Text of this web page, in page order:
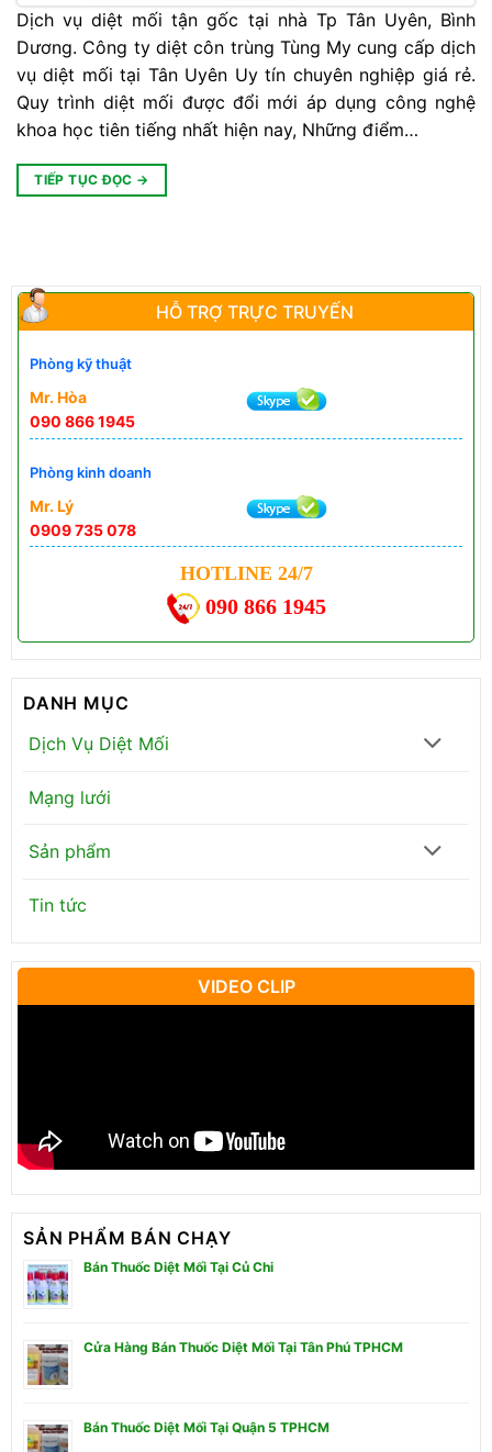
HỖ TRỢ TRỰC TRUYẾN
Phòng kỹ thuật
Mr. Hòa
090 866 1945
Phòng kinh doanh
Mr. Lý
0909 735 078
HOTLINE 24/7
090 866 1945
DANH MỤC
Dịch Vụ Diệt Mối
Mạng lưới
Sản phẩm
Tin tức
VIDEO CLIP
SẢN PHẨM BÁN CHẠY
Bán Thuốc Diệt Mối Tại Củ Chi
Cửa Hàng Bán Thuốc Diệt Mối Tại Tân Phú TPHCM
Bán Thuốc Diệt Mối Tại Quận 5 TPHCM
Dịch vụ diệt mối tận gốc tại nhà Tp Tân Uyên, Bình
Dương. Công ty diệt côn trùng Tùng My cung cấp dịch
vụ diệt mối tại Tân Uyên Uy tín chuyên nghiệp giá rẻ.
Quy trình diệt mối được đổi mới áp dụng công nghệ
khoa học tiên tiếng nhất hiện nay, Những điểm…
TIẾP TỤC ĐỌC →